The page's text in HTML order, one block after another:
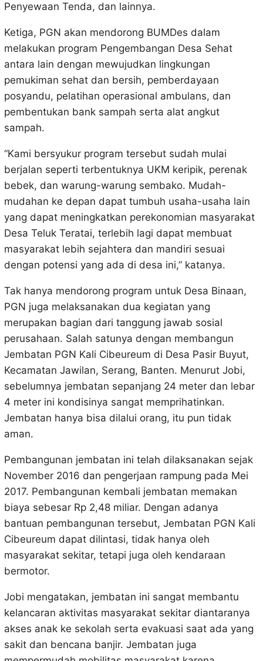
Penyewaan Tenda, dan lainnya.
Ketiga, PGN akan mendorong BUMDes dalam
melakukan program Pengembangan Desa Sehat
antara lain dengan mewujudkan lingkungan
pemukiman sehat dan bersih, pemberdayaan
posyandu, pelatihan operasional ambulans, dan
pembentukan bank sampah serta alat angkut
sampah.
“Kami bersyukur program tersebut sudah mulai
berjalan seperti terbentuknya UKM keripik, perenak
bebek, dan warung-warung sembako. Mudah-
mudahan ke depan dapat tumbuh usaha-usaha lain
yang dapat meningkatkan perekonomian masyarakat
Desa Teluk Teratai, terlebih lagi dapat membuat
masyarakat lebih sejahtera dan mandiri sesuai
dengan potensi yang ada di desa ini,” katanya.
Tak hanya mendorong program untuk Desa Binaan,
PGN juga melaksanakan dua kegiatan yang
merupakan bagian dari tanggung jawab sosial
perusahaan. Salah satunya dengan membangun
Jembatan PGN Kali Cibeureum di Desa Pasir Buyut,
Kecamatan Jawilan, Serang, Banten. Menurut Jobi,
sebelumnya jembatan sepanjang 24 meter dan lebar
4 meter ini kondisinya sangat memprihatinkan.
Jembatan hanya bisa dilalui orang, itu pun tidak
aman.
Pembangunan jembatan ini telah dilaksanakan sejak
November 2016 dan pengerjaan rampung pada Mei
2017. Pembangunan kembali jembatan memakan
biaya sebesar Rp 2,48 miliar. Dengan adanya
bantuan pembangunan tersebut, Jembatan PGN Kali
Cibeureum dapat dilintasi, tidak hanya oleh
masyarakat sekitar, tetapi juga oleh kendaraan
bermotor.
Jobi mengatakan, jembatan ini sangat membantu
kelancaran aktivitas masyarakat sekitar diantaranya
akses anak ke sekolah serta evakuasi saat ada yang
sakit dan bencana banjir. Jembatan juga